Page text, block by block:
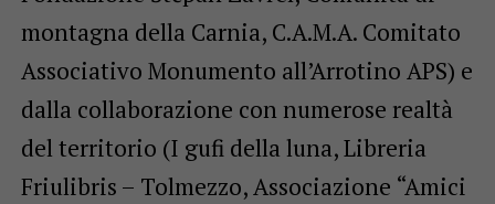
montagna della Carnia, C.A.M.A. Comitato
Associativo Monumento all’Arrotino APS) e
dalla collaborazione con numerose realtà
del territorio (I gufi della luna, Libreria
Friulibris – Tolmezzo, Associazione “Amici